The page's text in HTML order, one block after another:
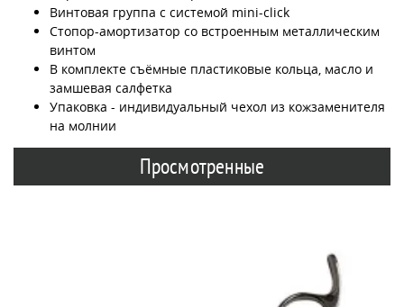
Винтовая группа с системой mini-click
Стопор-амортизатор со встроенным металлическим
винтом
В комплекте съёмные пластиковые кольца, масло и
замшевая салфетка
Упаковка - индивидуальный чехол из кожзаменителя
на молнии
Просмотренные